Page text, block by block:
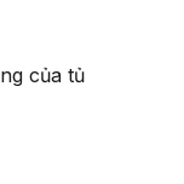
của tủ